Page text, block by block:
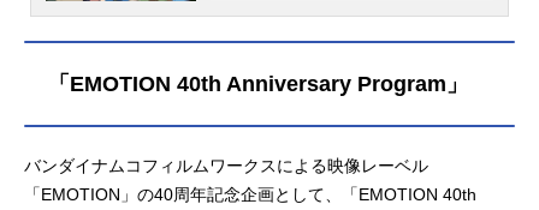
マト2199放送形態TVアニメシリーズ
宇宙戦艦ヤマトスケジュール2013年
（日）TBSほか話数全26話キャスト
古代進：小野大輔沖田十三：菅生隆
そこには赤い実を取っている少女が
ジした天使にそっくりだった…。作
3月29日（土）tvkほか話数全13話キ
ャスト仲上眞一郎：石井真石動乃
狸鍋にされたのだが、その経緯は今
弟のなかでも偉大な父の「阿呆の
ットーに、生真面目だが土壇場に弱
い長兄・矢一郎、蛙の姿で井戸にこ
「EMOTION 40th Anniversary Program」
バンダイナムコフィルムワークスによる映像レーベル
「EMOTION」の40周年記念企画として、「EMOTION 40th